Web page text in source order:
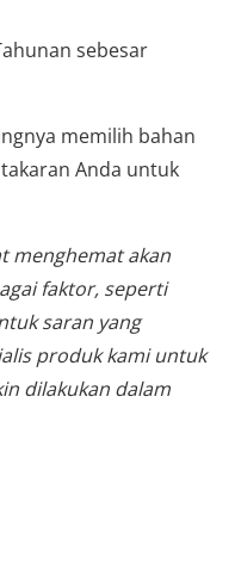
sebesar
memilih bahan
Anda untuk
menghemat akan
faktor, seperti
saran yang
produk kami untuk
dilakukan dalam